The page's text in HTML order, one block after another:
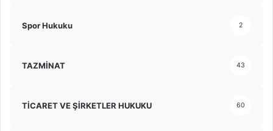
Spor Hukuku 2
TAZMİNAT 43
TİCARET VE ŞİRKETLER HUKUKU 60